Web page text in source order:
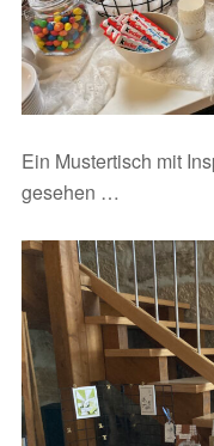
Ein Mustertisch mit
gesehen …